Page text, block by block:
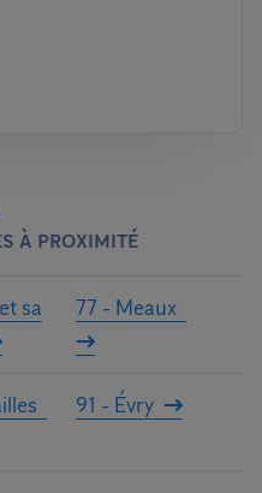
À PROXIMITÉ
sa
77 - Meaux
91 - Évry